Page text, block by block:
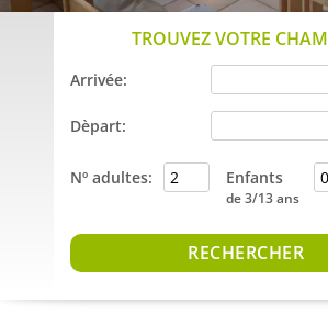
TROUVEZ VOTRE
Arrivée:
Dèpart:
Nº adultes: Enfants
de 3/13 ans